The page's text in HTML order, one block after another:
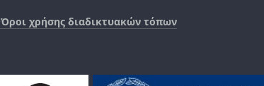
Όροι χρήσης διαδικτυακών τόπων